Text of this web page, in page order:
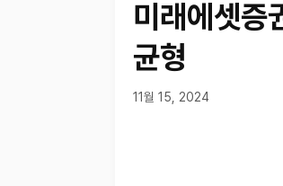
미래에셋증
균형
11월 15, 2024